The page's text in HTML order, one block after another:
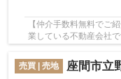
【仲介手数料無料でご
業している不動産会社
売買 | 売地
座間市